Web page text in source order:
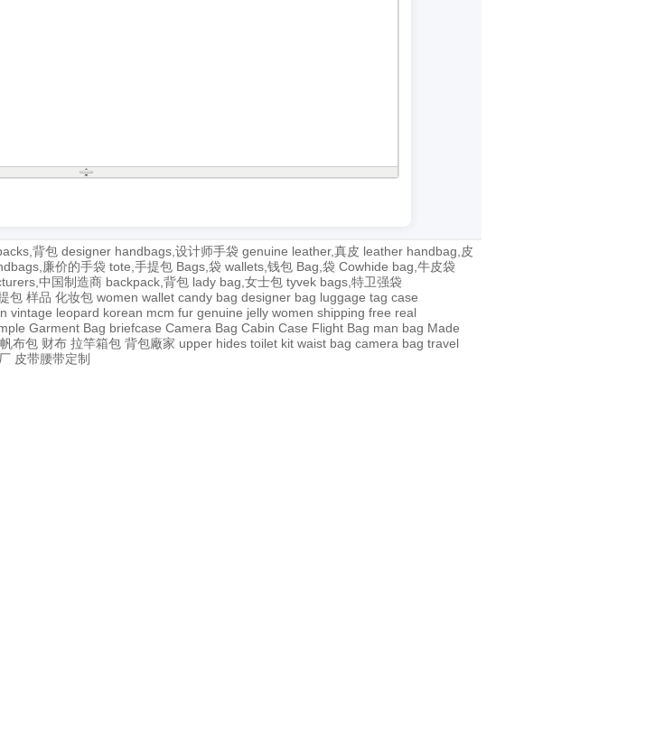
背包 designer handbags,设计师手袋 genuine leather,真皮 leather handbag,皮
廉价的手袋 tote,手提包 Bags,袋 wallets,钱包 Bag,袋 Cowhide bag,牛皮袋
中国制造商 backpack,背包 lady bag,女士包 tyvek bags,特卫强袋
包 样品 化妆包 women wallet candy bag designer bag luggage tag case
vintage leopard korean mcm fur genuine jelly women shipping free real
Garment Bag briefcase Camera Bag Cabin Case Flight Bag man bag Made
帆布包 财布 拉竿箱包 背包廠家 upper hides toilet kit waist bag camera bag travel
皮带腰带定制